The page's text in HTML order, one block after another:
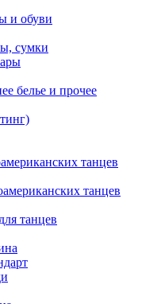
и обуви
сумки
белье и прочее
танцев
танцев
танцев